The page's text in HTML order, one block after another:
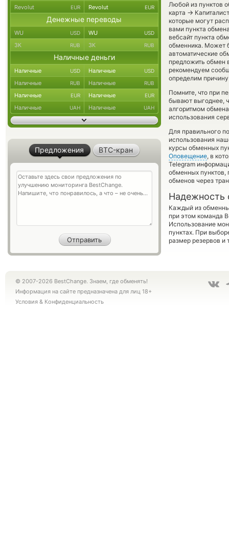
Любой из пунктов
карта →
которые могут
вами пункта
вебсайт пункта
обменника. Может
автоматические
предложить обмен
рекомендуем
определим
Помните, что при
бывают выгоднее,
алгоритмом
использования
Для правильного
использования
курсы обменных
Оповещение, в
Telegram
обменных
обменов через
Надежность
Каждый из
при этом команда
Использование
пунктах. При
размер резервов и
Revolut EUR Revolut EUR
Денежные переводы
WU USD WU USD
ЗК RUB ЗК RUB
Наличные деньги
Наличные USD Наличные USD
Наличные RUB Наличные RUB
Наличные EUR Наличные EUR
Наличные UAH Наличные UAH
Предложения BTC-кран
© 2007-2026 BestChange. Знаем, где обменять!
Информация на сайте предназначена для лиц 18+
Условия & Конфиденциальность